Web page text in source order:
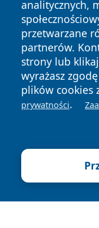
analitycznych,
przetwarzane
partnerów.
strony lub
wyrażasz
plików cookies
prywatności.
Copyright © 2026
zastrzeżone.
News Autorzy